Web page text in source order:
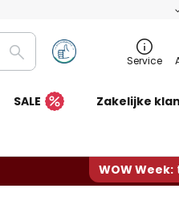
Zoeken Service
SALE Zakelijke
WOW Week: